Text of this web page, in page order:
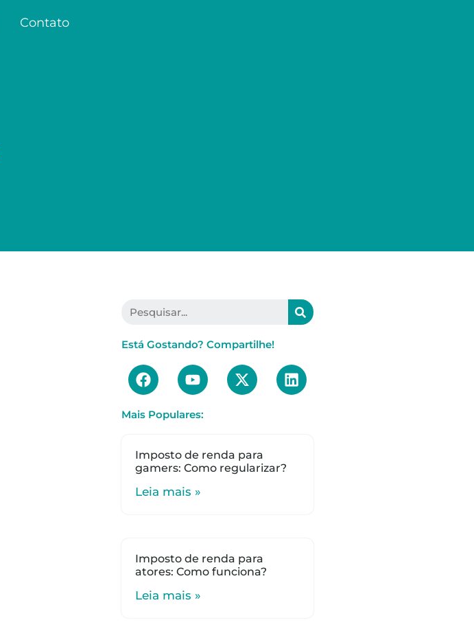
Contato
Está Gostando? Compartilhe!
Mais Populares:
Imposto de renda para
gamers: Como regularizar?
Leia mais »
Imposto de renda para
atores: Como funciona?
Leia mais »